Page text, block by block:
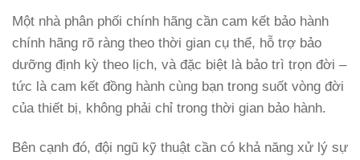
Một nhà phân phối chính hãng cần cam kết bảo hành
chính hãng rõ ràng theo thời gian cụ thể, hỗ trợ bảo
dưỡng định kỳ theo lịch, và đặc biệt là bảo trì trọn đời –
tức là cam kết đồng hành cùng bạn trong suốt vòng đời
của thiết bị, không phải chỉ trong thời gian bảo hành.
Bên cạnh đó, đội ngũ kỹ thuật cần có khả năng xử lý sự